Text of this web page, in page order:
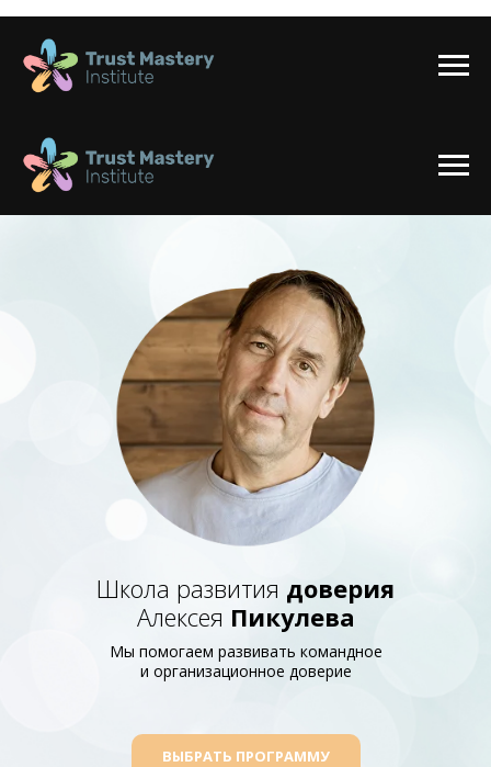
Школа развития доверия
Алексея Пикулева
Мы помогаем развивать командное
и организационное доверие
ВЫБРАТЬ ПРОГРАММУ